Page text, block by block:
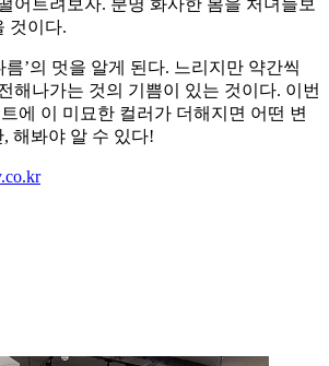
어트려보자. 분명 화사한 봄을 처녀들보
것이다.
름’의 멋을 알게 된다. 느리지만 약간씩
해나가는 것의 기쁨이 있는 것이다. 이번
에 이 미묘한 컬러가 더해지면 어떤 변
해봐야 알 수 있다!